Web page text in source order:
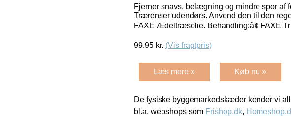
Fjerner snavs, belægning og mindre spor af
Trærenser udendørs. Anvend den til den
FAXE Ædeltræsolie. Behandling:â¢ FAXE Tr
99.95 kr. (Vis fragtpris)
Læs mere » Køb nu »
De fysiske byggemarkedskæder kender vi
bl.a. webshops som Frishop.dk,